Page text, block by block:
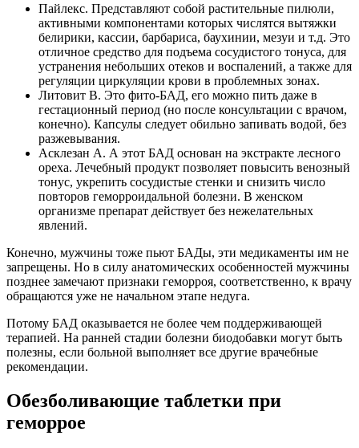
Пайлекс. Представляют собой растительные пилюли,
активными компонентами которых числятся вытяжки
белирики, кассии, барбариса, баухинии, мезуи и т.д. Это
отличное средство для подъема сосудистого тонуса, для
устранения небольших отеков и воспалений, а также для
регуляции циркуляции крови в проблемных зонах.
Литовит В. Это фито-БАД, его можно пить даже в
гестационный период (но после консультации с врачом,
конечно). Капсулы следует обильно запивать водой, без
разжевывания.
Асклезан А. А этот БАД основан на экстракте лесного
ореха. Лечебный продукт позволяет повысить венозный
тонус, укрепить сосудистые стенки и снизить число
повторов геморроидальной болезни. В женском
организме препарат действует без нежелательных
явлений.
Конечно, мужчины тоже пьют БАДы, эти медикаменты им не
запрещены. Но в силу анатомических особенностей мужчины
позднее замечают признаки геморроя, соответственно, к врачу
обращаются уже не начальном этапе недуга.
Потому БАД оказывается не более чем поддерживающей
терапией. На ранней стадии болезни биодобавки могут быть
полезны, если больной выполняет все другие врачебные
рекомендации.
Обезболивающие таблетки при
геморрое